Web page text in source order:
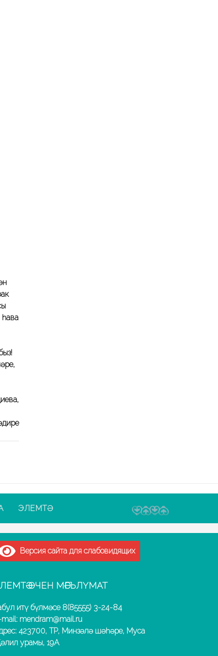
һава
ЭЛЕМТӘ
Версия сайта для слабовидящих
ӨЧЕН МӘГЪЛҮМАТ
итү бүлмәсе 8(85555) 3-24-84
mail: mendram@mail.ru
423700, ТР, Минзәлә шәһәре, Муса
урамы, 19А